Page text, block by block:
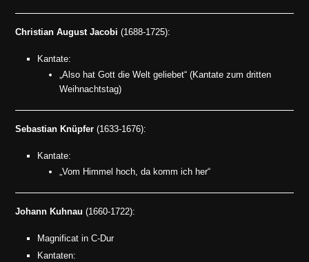
Christian August Jacobi (1688-1725):
Kantate:
„Also hat Gott die Welt geliebet“ (Kantate zum dritten
Weihnachtstag)
Sebastian Knüpfer (1633-1676):
Kantate:
„Vom Himmel hoch, da komm ich her“
Johann Kuhnau (1660-1722):
Magnificat in C-Dur
Kantaten: